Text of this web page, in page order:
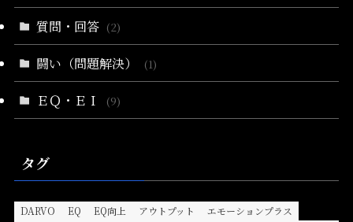
質問・回答 (2)
闘い（問題解決） (1)
ＥＱ・ＥＩ (9)
タグ
DARVO EQ EQ向上 アウトプット
エモーションプラス